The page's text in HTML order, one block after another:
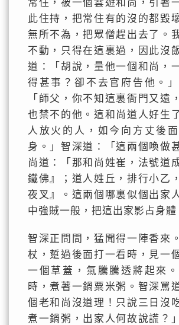
常住，被一個雲遊和尚，引著
此住持，把常住有的沒的都毀
無所不為，把眾僧趕出去了。
不動，只得在這裏過，因此沒
道：「胡說，量他一個和尚，
得甚事？卻不去官府告他。」
「師父，你不知這裏衙門又遠
也禁不的他。這和尚道人好生
人放火的人，如今向方丈後
身。」智深道：「這兩個喚做
尚道：「那和尚姓崔，法號道
鐵佛』；道人姓丘，排行小乙
夜叉』。這兩個哪裏似個出家
中強賊一般，把這出家影占身體
智深正問間，猛聞得一陣香來
杖，踅過後面打一看時，見一
一個草蓋，氣騰騰透將起來
時，煮著一鍋粟米粥。智深罵
個老和尚沒道理！只說三日沒
煮一鍋粥，出家人何故說謊？